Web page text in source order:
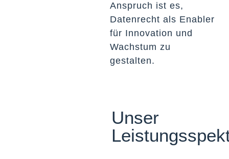
Anspruch ist es,
Datenrecht als Enabler
für Innovation und
Wachstum zu
gestalten.
Unser